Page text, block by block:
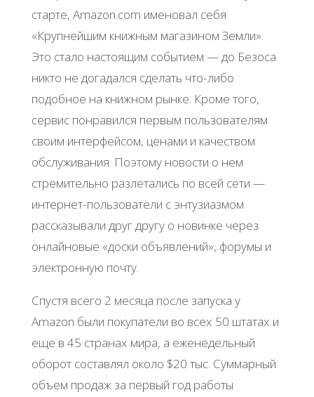
старте, Amazon.com именовал себя
«Крупнейшим книжным магазином Земли».
Это стало настоящим событием — до Безоса
никто не догадался сделать что-либо
подобное на книжном рынке. Кроме того,
сервис понравился первым пользователям
своим интерфейсом, ценами и качеством
обслуживания. Поэтому новости о нем
стремительно разлетались по всей сети —
интернет-пользователи с энтузиазмом
рассказывали друг другу о новинке через
онлайновые «доски объявлений», форумы и
электронную почту.
Спустя всего 2 месяца после запуска у
Amazon были покупатели во всех 50 штатах и
еще в 45 странах мира, а еженедельный
оборот составлял около $20 тыс. Суммарный
объем продаж за первый год работы